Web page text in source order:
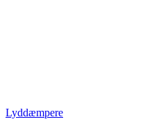
Lyddæmpere